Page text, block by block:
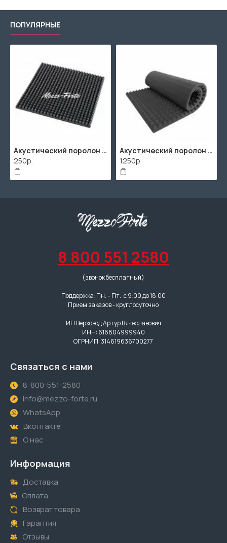
ПОПУЛЯРНЫЕ
Акустический поролон "Пирамида" / 480x480х30мм / Темно-серый
250р.
Акустический поролон "Пирамида" / 2000х1000мм
1250р.
8 800 551 2580
(звонок бесплатный)
Поддержка: Пн. – Пт.: с 9:00 до 18:00
Прием заказов - круглосуточно
ИП Верховод Артур Вячеславович
ИНН: 616804999940
ОГРНИП: 314619636700277
Связаться с нами
8-800-551-2580
info@mezzo-forte.ru
WhatsApp
Вконтакте
О нас
Информация
Доставка
Оплата
Возврат товара
Гарантия
Отзывы